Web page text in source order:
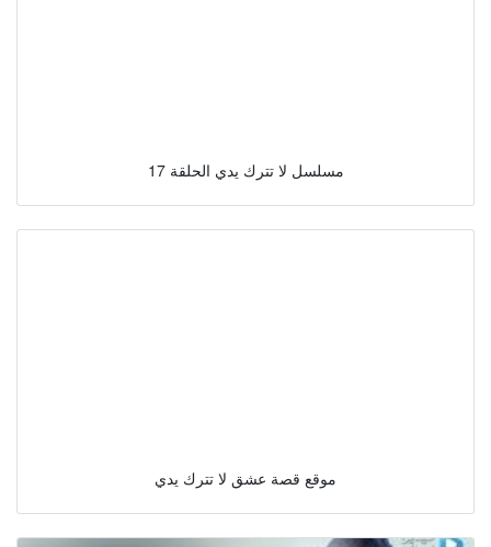
مسلسل لا تترك يدي الحلقة 17
موقع قصة عشق لا تترك يدي